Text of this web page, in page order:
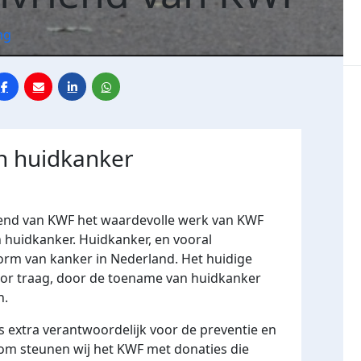
huidkanker
van KWF het waardevolle werk van KWF
Huidkanker, en vooral
van kanker in Nederland. Het huidige
traag, door de toename van huidkanker
extra verantwoordelijk voor de preventie en
steunen wij het KWF met donaties die